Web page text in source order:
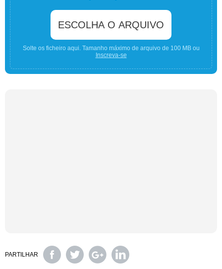
ESCOLHA O ARQUIVO
Solte os ficheiro aqui. Tamanho máximo de arquivo de 100 MB ou
Inscreva-se
PARTILHAR